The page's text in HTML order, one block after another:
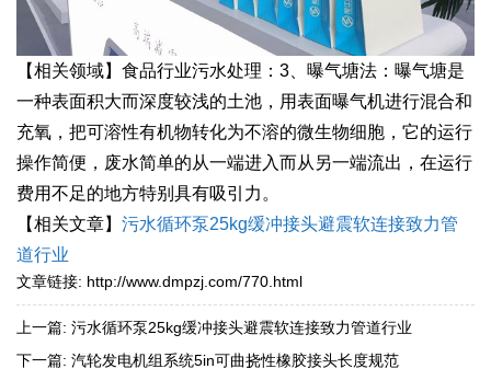
【相关领域】食品行业污水处理：3、曝气塘法：曝气塘是
一种表面积大而深度较浅的土池，用表面曝气机进行混合和
充氧，把可溶性有机物转化为不溶的微生物细胞，它的运行
操作简便，废水简单的从一端进入而从另一端流出，在运行
费用不足的地方特别具有吸引力。
【相关文章】 污水循环泵25kg缓冲接头避震软连接致力管
道行业
文章链接: http://www.dmpzj.com/770.html
上一篇: 污水循环泵25kg缓冲接头避震软连接致力管道行业
下一篇: 汽轮发电机组系统5in可曲挠性橡胶接头长度规范